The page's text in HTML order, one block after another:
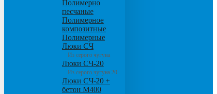
Полимерно
песчаные
Полимерное
композитные
Полимерные
Люки СЧ
Из серого чугуна
Люки СЧ-20
Из серого чугуна 20
Люки СЧ-20 +
бетон М400